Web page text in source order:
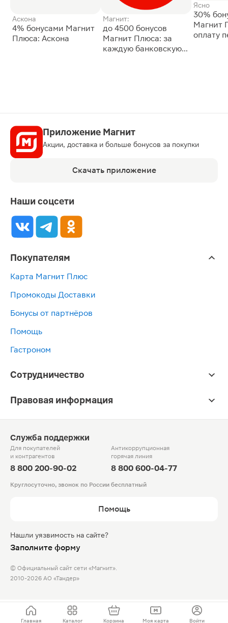
Аскона
4% бонусами Магнит
Плюса: Аскона
Магнит:
до 4500 бонусов
Магнит Плюса: за
каждую банковскую
Ясно
30%
Магнит
оплату
Приложение Магнит
Акции, доставка и больше бонусов за покупки
Скачать приложение
Наши соцсети
Покупателям
Карта Магнит Плюс
Промокоды Доставки
Бонусы от партнёров
Помощь
Гастроном
Сотрудничество
Правовая информация
Служба поддержки
Для покупателей
и контрагентов
8 800 200-90-02
Антикоррупционная
горячая линия
8 800 600-04-77
Круглосуточно, звонок по России бесплатный
Помощь
Нашли уязвимость на сайте?
Заполните форму
© Официальный сайт сети «Магнит».
2010-2026 АО «Тандер»
Главная Каталог Корзина Моя карта Войти